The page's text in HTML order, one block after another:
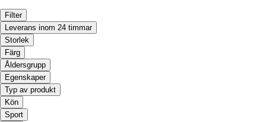
Filter
Leverans inom 24 timmar
Storlek
Färg
Åldersgrupp
Egenskaper
Typ av produkt
Kön
Sport